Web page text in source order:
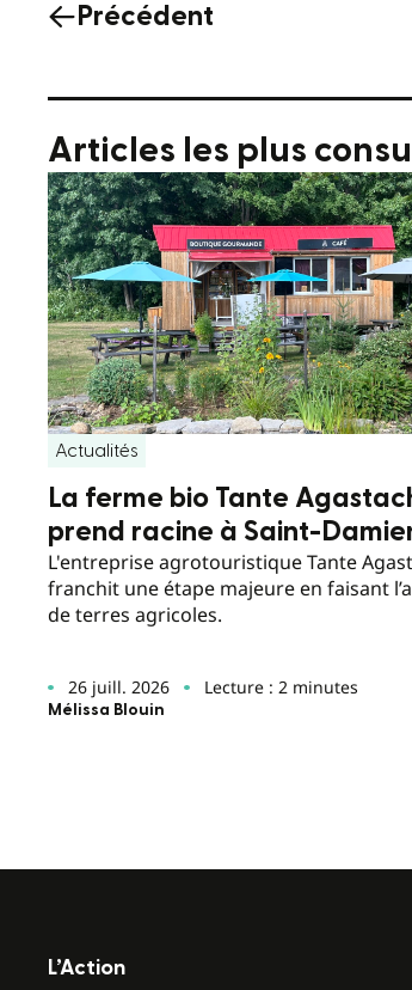
Précédent
Articles les plus
Actualités
La ferme bio Tante
prend racine à Saint-
L'entreprise agrotouristique Tante
franchit une étape majeure en faisant
de terres agricoles.
26 juill. 2026 Lecture : 2 minutes
Mélissa Blouin
L’Action